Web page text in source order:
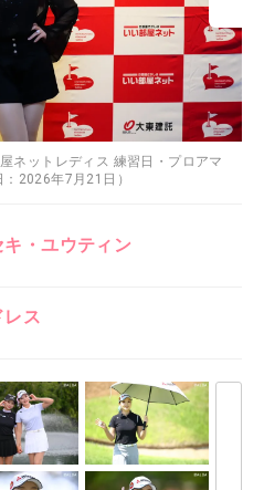
ネットレディス 練習日・プロアマ
2026年7月21日）
キ・ユウティン
レス